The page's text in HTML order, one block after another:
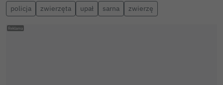
policja
zwierzęta upał sarna zwierzę